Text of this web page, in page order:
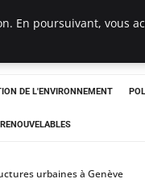
DE L'ENVIRONNEMENT
urbaines à Genève
En poursuivant, vous